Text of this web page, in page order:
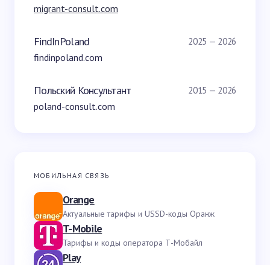
migrant-consult.com
FindInPoland 2025 — 2026
findinpoland.com
Польский Консультант 2015 — 2026
poland-consult.com
МОБИЛЬНАЯ СВЯЗЬ
Orange
Актуальные тарифы и USSD-коды Оранж
T-Mobile
Тарифы и коды оператора Т-Мобайл
Play